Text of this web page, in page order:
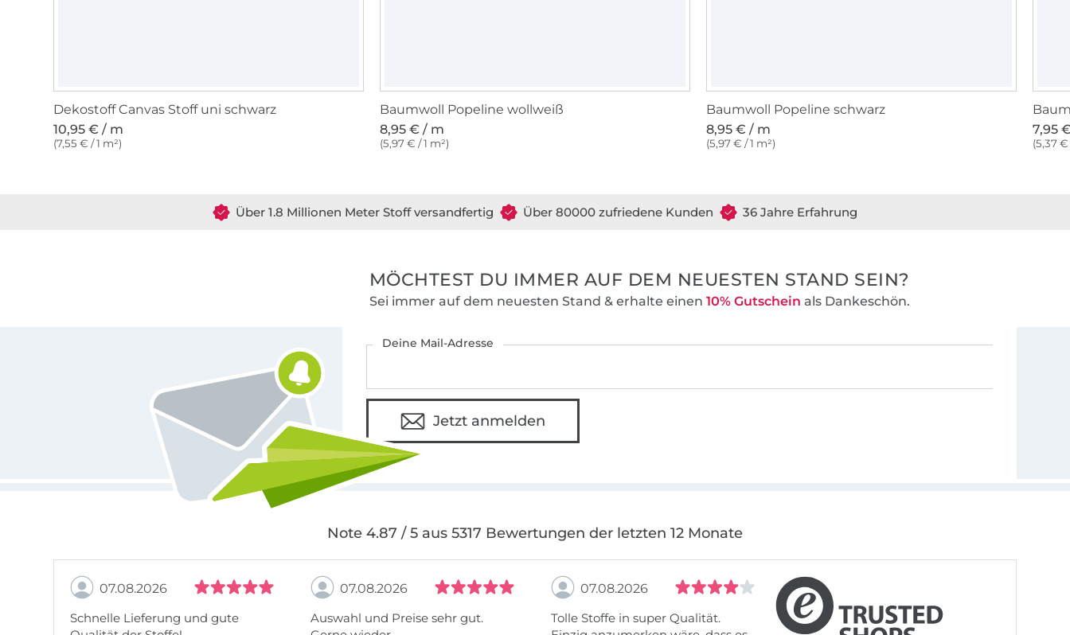
Dekostoff Canvas Stoff uni schwarz
10,95 € / m
(7,55 € / 1 m²)
Baumwoll Popeline wollweiß
8,95 € / m
(5,97 € / 1 m²)
Baumwoll Popeline schwarz
8,95 € / m
(5,97 € / 1 m²)
7,95
(5,37 €
Über 1.8 Millionen Meter Stoff versandfertig Über 80000 zufriedene Kunden 36 Jahre Erfahrung
MÖCHTEST DU IMMER AUF DEM NEUESTEN STAND SEIN?
Sei immer auf dem neuesten Stand & erhalte einen 10% Gutschein als Dankeschön.
Deine Mail-Adresse
Jetzt anmelden
Note 4.87 / 5 aus 5317 Bewertungen der letzten 12 Monate
07.08.2026
Schnelle Lieferung und gute
07.08.2026
Auswahl und Preise sehr gut.
07.08.2026
Tolle Stoffe in super Qualität.